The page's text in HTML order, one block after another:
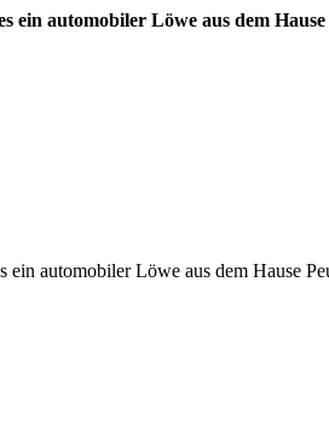
automobiler Löwe aus dem Hause
ein automobiler Löwe aus dem Hause